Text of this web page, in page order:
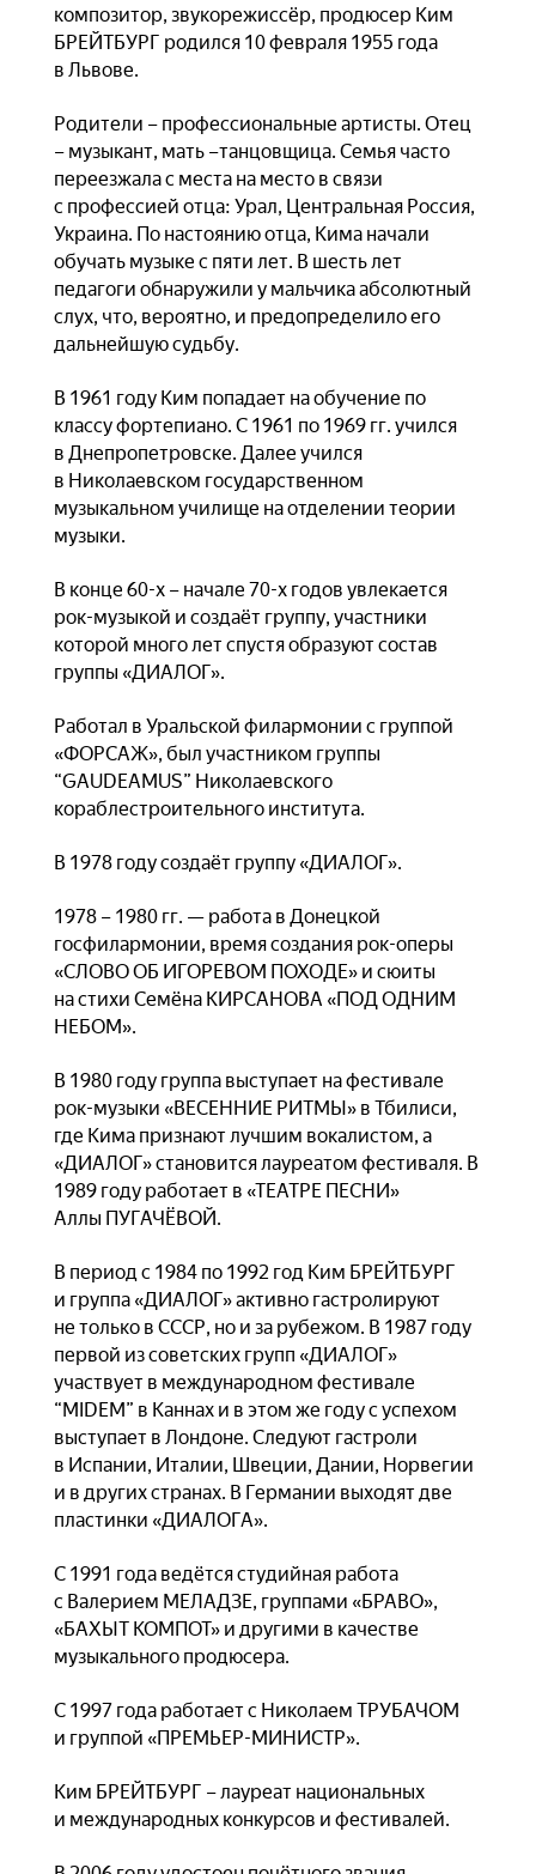
композитор, звукорежиссёр, продюсер Ким
БРЕЙТБУРГ родился 10 февраля 1955 года
в Львове.
Родители – профессиональные артисты. Отец
– музыкант, мать –танцовщица. Семья часто
переезжала с места на место в связи
с профессией отца: Урал, Центральная Россия,
Украина. По настоянию отца, Кима начали
обучать музыке с пяти лет. В шесть лет
педагоги обнаружили у мальчика абсолютный
слух, что, вероятно, и предопределило его
дальнейшую судьбу.
В 1961 году Ким попадает на обучение по
классу фортепиано. С 1961 по 1969 гг. учился
в Днепропетровске. Далее учился
в Николаевском государственном
музыкальном училище на отделении теории
музыки.
В конце 60-х – начале 70-х годов увлекается
рок-музыкой и создаёт группу, участники
которой много лет спустя образуют состав
группы «ДИАЛОГ».
Работал в Уральской филармонии с группой
«ФОРСАЖ», был участником группы
“GAUDEAMUS” Николаевского
кораблестроительного института.
В 1978 году создаёт группу «ДИАЛОГ».
1978 – 1980 гг. — работа в Донецкой
госфилармонии, время создания рок-оперы
«СЛОВО ОБ ИГОРЕВОМ ПОХОДЕ» и сюиты
на стихи Семёна КИРСАНОВА «ПОД ОДНИМ
НЕБОМ».
В 1980 году группа выступает на фестивале
рок-музыки «ВЕСЕННИЕ РИТМЫ» в Тбилиси,
где Кима признают лучшим вокалистом, а
«ДИАЛОГ» становится лауреатом фестиваля. В
1989 году работает в «ТЕАТРЕ ПЕСНИ»
Аллы ПУГАЧЁВОЙ.
В период с 1984 по 1992 год Ким БРЕЙТБУРГ
и группа «ДИАЛОГ» активно гастролируют
не только в СССР, но и за рубежом. В 1987 году
первой из советских групп «ДИАЛОГ»
участвует в международном фестивале
“MIDEM” в Каннах и в этом же году с успехом
выступает в Лондоне. Следуют гастроли
в Испании, Италии, Швеции, Дании, Норвегии
и в других странах. В Германии выходят две
пластинки «ДИАЛОГА».
С 1991 года ведётся студийная работа
с Валерием МЕЛАДЗЕ, группами «БРАВО»,
«БАХЫТ КОМПОТ» и другими в качестве
музыкального продюсера.
С 1997 года работает с Николаем ТРУБАЧОМ
и группой «ПРЕМЬЕР-МИНИСТР».
Ким БРЕЙТБУРГ – лауреат национальных
и международных конкурсов и фестивалей.